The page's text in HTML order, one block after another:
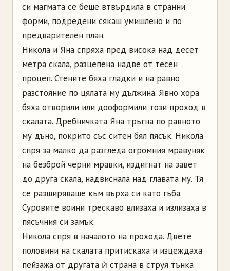
си магмата се беше втвърдила в странни
форми, подредени сякаш умишлено и по
предварителен план.
Никола и Яна спряха пред висока над десет
метра скала, разцепена надве от тесен
процеп. Стените бяха гладки и на равно
разстояние по цялата му дължина. Явно хора
бяха отворили или дооформили този проход в
скалата. Дребничката Яна тръгна по равното
му дъно, покрито със ситен бял пясък. Никола
спря за малко да разгледа огромния мравуняк
на безброй черни мравки, издигнат на завет
до друга скала, надвиснала над главата му. Тя
се разширяваше към върха си като гъба.
Суровите воини трескаво влизаха и излизаха в
пясъчния си замък.
Никола спря в началото на прохода. Двете
половини на скалата притискаха и изцеждаха
пейзажа от другата ѝ страна в струя тънка